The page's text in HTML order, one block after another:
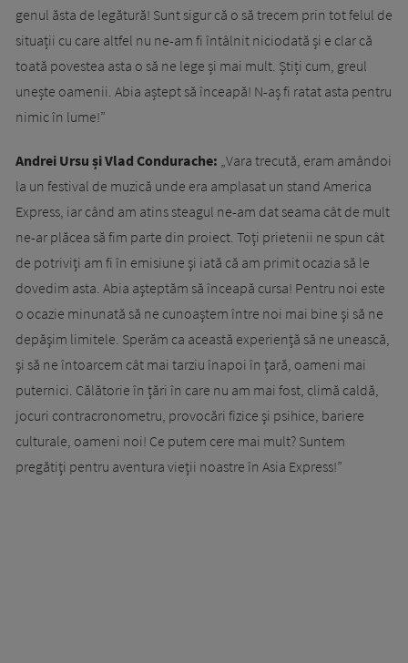
genul ăsta de legătură! Sunt sigur că o să trecem prin tot felul de
situații cu care altfel nu ne-am fi întâlnit niciodată și e clar că
toată povestea asta o să ne lege și mai mult. Știți cum, greul
unește oamenii. Abia aștept să înceapă! N-aș fi ratat asta pentru
nimic în lume!”
Andrei Ursu și Vlad Condurache: „Vara trecută, eram amândoi
la un festival de muzică unde era amplasat un stand America
Express, iar când am atins steagul ne-am dat seama cât de mult
ne-ar plăcea să fim parte din proiect. Toţi prietenii ne spun cât
de potriviţi am fi în emisiune şi iată că am primit ocazia să le
dovedim asta. Abia aşteptăm să înceapă cursa! Pentru noi este
o ocazie minunată să ne cunoaştem între noi mai bine şi să ne
depăşim limitele. Sperăm ca această experienţă să ne unească,
şi să ne întoarcem cât mai tarziu înapoi în ţară, oameni mai
puternici. Călătorie în ţări în care nu am mai fost, climă caldă,
jocuri contracronometru, provocări fizice şi psihice, bariere
culturale, oameni noi! Ce putem cere mai mult? Suntem
pregătiţi pentru aventura vieţii noastre în Asia Express!”